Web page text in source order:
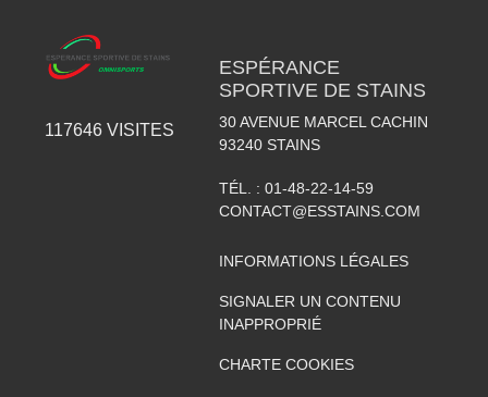
117646VISITES
ESPÉRANCE
SPORTIVE DE STAINS
30 AVENUE MARCEL CACHIN
93240 STAINS
TÉL. : 01-48-22-14-59
CONTACT@ESSTAINS.COM
INFORMATIONS LÉGALES
SIGNALER UN CONTENU
INAPPROPRIÉ
CHARTE COOKIES